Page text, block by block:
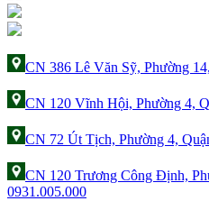
CN 386 Lê Văn Sỹ, Phường
CN 120 Vĩnh Hội, Phường 4,
CN 72 Út Tịch, Phường 4,
CN 120 Trương Công Định,
0931.005.000